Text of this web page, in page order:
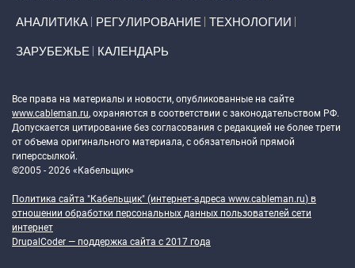
АНАЛИТИКА РЕГУЛИРОВАНИЕ ТЕХНОЛОГИИ
ЗАРУБЕЖЬЕ КАЛЕНДАРЬ
Все права на материалы и новости, опубликованные на сайте
www.cableman.ru, охраняются в соответствии с законодательством РФ.
Допускается цитирование без согласования с редакцией не более трети
от объема оригинального материала, с обязательной прямой
гиперссылкой.
©2005 - 2026 «Кабельщик»
Политика сайта "Кабельщик" (интернет-адреса www.cableman.ru) в
отношении обработки персональных данных пользователей сети
интернет
DrupalCoder — поддержка сайта c 2017 года